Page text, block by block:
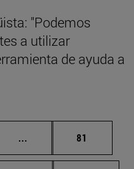
"Podemos
a utilizar
de ayuda a
... Páginas intermedias
Página
81